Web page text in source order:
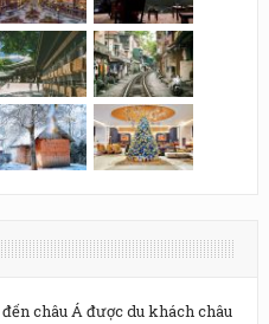
châu Á được du khách châu